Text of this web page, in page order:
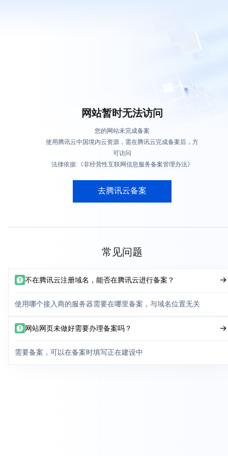
网站暂时无法访问
您的网站未完成备案
使用腾讯云中国境内云资源，需在腾讯云完成备案后，方
可访问
法律依据:《非经营性互联网信息服务备案管理办法》
去腾讯云备案
常见问题
不在腾讯云注册域名，能否在腾讯云进行备案？
使用哪个接入商的服务器需要在哪里备案，与域名位置无关
网站网页未做好需要办理备案吗？
需要备案，可以在备案时填写正在建设中